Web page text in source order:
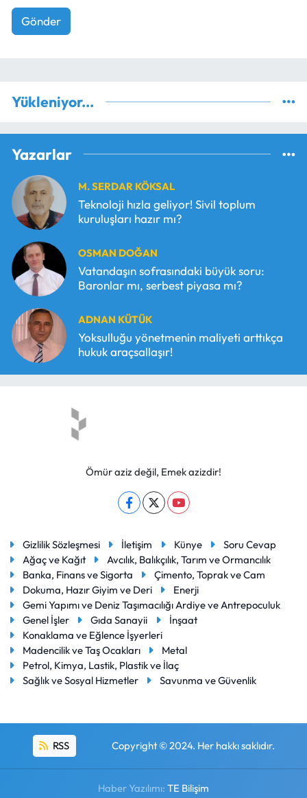
Gönder
Yükleniyor...
Yazarlar
M. SERDAR KÖKSAL
Teknoloji hızla geliyor! Sivil toplum
kuruluşları hazır mı?
OSMAN DOĞAN
Vatandaşın sofrasındaki büyük soru:
Baronlar mı, serbest piyasa mı?
ADNAN KÜTÜK
Yoksulluğu yönetmenin maliyeti arttıkça
hukuk araçsallaşır!
Ömür aziz değil, Emek azizdir!
Gizlilik Sözleşmesi İletişim Künye
Soru Cevap
Ağaç ve Kağıt
Avcılık, Balıkçılık, Tarım ve Ormancılık
Banka, Finans ve Sigorta
Çimento, Toprak ve Cam
Dokuma, Hazır Giyim ve Deri
Enerji
Gemi Yapımı ve Deniz Taşımacılığı Ardiye ve Antrepoculuk
Genel İşler
Gıda Sanayii
İnşaat
Konaklama ve Eğlence İşyerleri
Madencilik ve Taş Ocakları
Metal
Petrol, Kimya, Lastik, Plastik ve İlaç
Sağlık ve Sosyal Hizmetler
Savunma ve Güvenlik
RSS Copyright © 2024. Her hakkı saklıdır.
Haber Yazılımı: TE Bilişim